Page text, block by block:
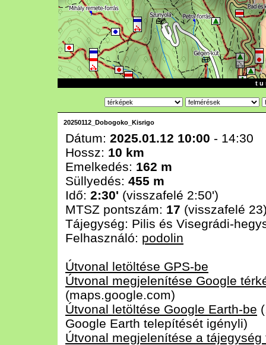
t u
20250112_Dobogoko_Kisrigo
Dátum: 2025.01.12 10:00 - 14:30
Hossz: 10 km
Emelkedés: 162 m
Süllyedés: 455 m
Idő: 2:30' (visszafelé 2:50')
MTSZ pontszám: 17 (visszafelé
Tájegység: Pilis és Visegrádi-
Felhasználó: podolin
Útvonal letöltése GPS-be
Útvonal megjelenítése Google
(maps.google.com)
Útvonal letöltése Google Earth-be
Google Earth telepítését igényli)
Útvonal megjelenítése a tájegység